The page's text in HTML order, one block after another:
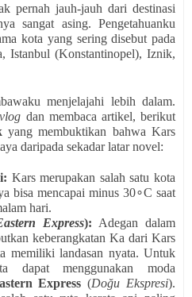
pernah jauh-jauh dari destinasi
sangat asing. Pengetahuanku
kota yang sering disebut pada
Istanbul (Konstantinopel), Iznik,
menjelajahi lebih dalam.
vlog dan membaca artikel, berikut
yang membuktikan bahwa Kars
daripada sekadar latar novel:
Kars merupakan salah satu kota
bisa mencapai minus 30∘C saat
hari.
Express): Adegan dalam
keberangkatan Ka dari Kars
memiliki landasan nyata. Untuk
dapat menggunakan moda
Express (Doğu Ekspresi).